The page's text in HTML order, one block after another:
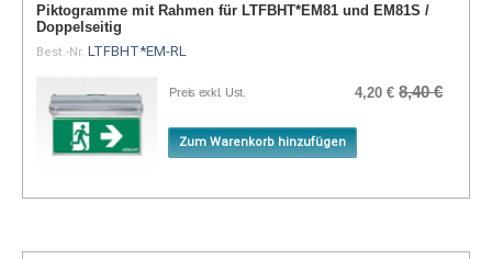
Piktogramme mit Rahmen für LTFBHT*EM81 und EM81S /
Doppelseitig
Best.-Nr. LTFBHT*EM-RL
Preis exkl. Ust. 4,20 € 8,40 €
Zum Warenkorb hinzufügen